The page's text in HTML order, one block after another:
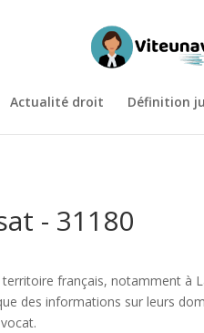
Actualité droit Définition
- 31180
français, notamment
des informations sur leurs